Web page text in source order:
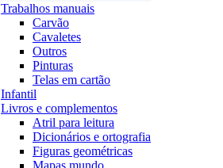
Trabalhos manuais
Carvão
Cavaletes
Outros
Pinturas
Telas em cartão
Infantil
Livros e complementos
Atril para leitura
Dicionários e ortografia
Figuras geométricas
Mapas mundo